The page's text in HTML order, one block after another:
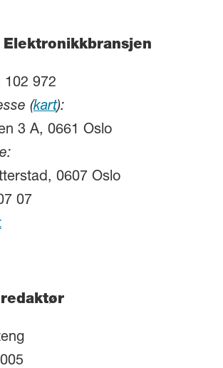
102 972
(kart):
3 A, 0661 Oslo
0607 Oslo
07